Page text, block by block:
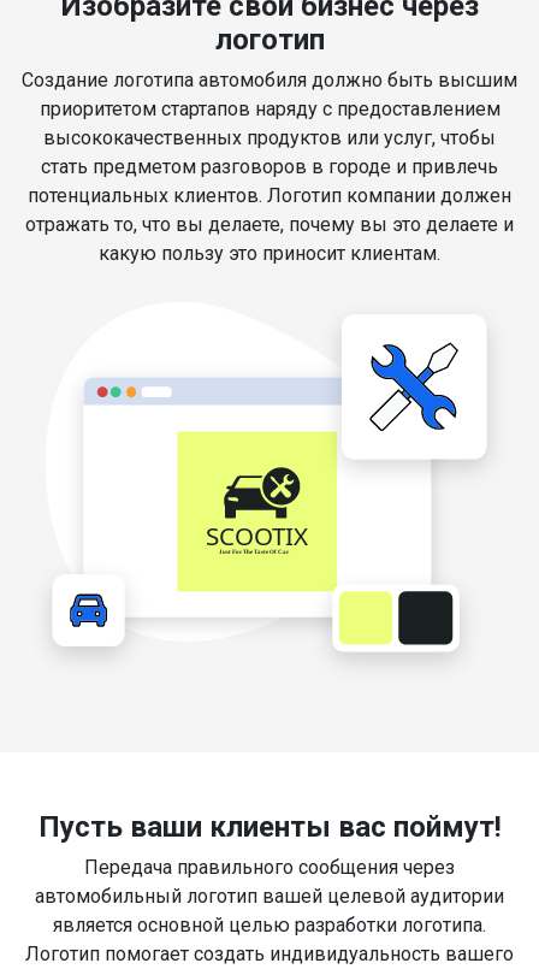
логотип
Создание логотипа автомобиля должно быть высшим
приоритетом стартапов наряду с предоставлением
высококачественных продуктов или услуг, чтобы
стать предметом разговоров в городе и привлечь
потенциальных клиентов. Логотип компании должен
отражать то, что вы делаете, почему вы это делаете и
какую пользу это приносит клиентам.
Пусть ваши клиенты вас поймут!
Передача правильного сообщения через
автомобильный логотип вашей целевой аудитории
является основной целью разработки логотипа.
Логотип помогает создать индивидуальность вашего